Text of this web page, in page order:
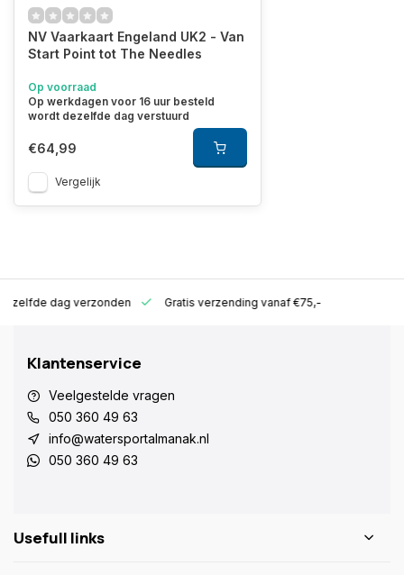
NV Vaarkaart Engeland UK2 - Van
Start Point tot The Needles
Op voorraad
Op werkdagen voor 16 uur besteld
wordt dezelfde dag verstuurd
€64,99
Vergelijk
zelfde dag verzonden Gratis verzending vanaf €75,-
Klantenservice
Veelgestelde vragen
050 360 49 63
info@watersportalmanak.nl
050 360 49 63
Usefull links